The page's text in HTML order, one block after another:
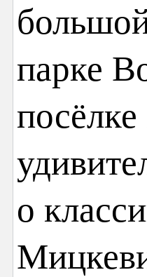
парке
о